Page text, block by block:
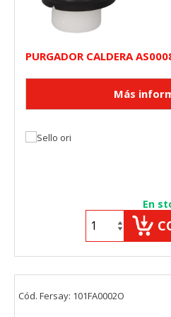
PURGADOR CALDERA
En
Cód. Fersay: 101FA0002O